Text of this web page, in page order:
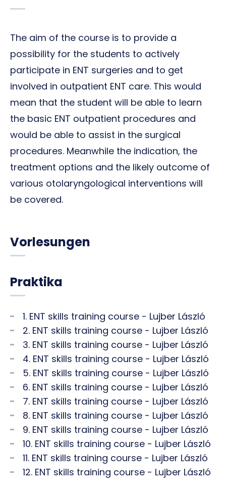
The aim of the course is to provide a
possibility for the students to actively
participate in ENT surgeries and to get
involved in outpatient ENT care. This would
mean that the student will be able to learn
the basic ENT outpatient procedures and
would be able to assist in the surgical
procedures. Meanwhile the indication, the
treatment options and the likely outcome of
various otolaryngological interventions will
be covered.
Vorlesungen
Praktika
1. ENT skills training course - Lujber László
2. ENT skills training course - Lujber László
3. ENT skills training course - Lujber László
4. ENT skills training course - Lujber László
5. ENT skills training course - Lujber László
6. ENT skills training course - Lujber László
7. ENT skills training course - Lujber László
8. ENT skills training course - Lujber László
9. ENT skills training course - Lujber László
10. ENT skills training course - Lujber László
11. ENT skills training course - Lujber László
12. ENT skills training course - Lujber László